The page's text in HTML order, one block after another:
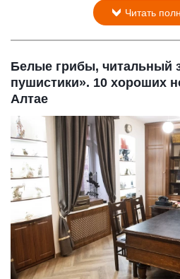
Читать
Белые грибы, читальный
пушистики». 10 хороших
Алтае